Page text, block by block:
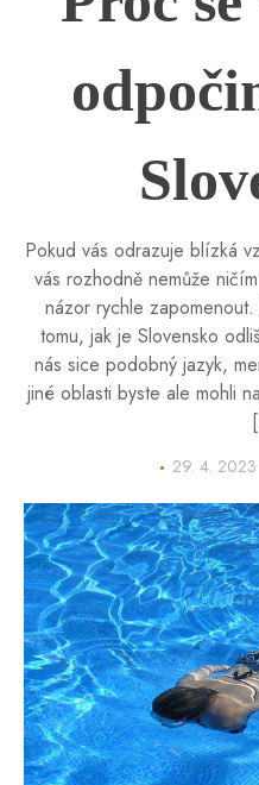
Pokud vás odrazuje blízká
vás rozhodně nemůže
názor rychle
tomu, jak je Slovensko
nás sice podobný jazyk,
jiné oblasti byste ale mohli
29. 4. 2023